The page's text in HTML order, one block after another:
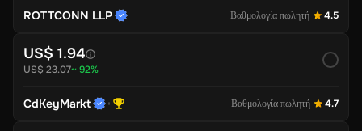
ROTTCONN LLP Βαθμολογία πωλητή 4.5
US$ 1.94
US$ 23.07~ 92%
CdKeyMarkt Βαθμολογία πωλητή 4.7